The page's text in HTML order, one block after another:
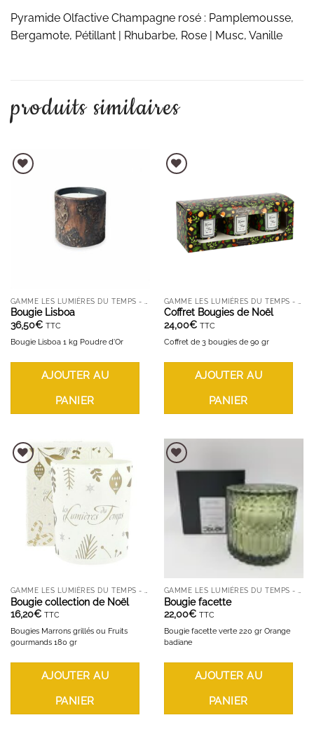
Pyramide Olfactive Champagne rosé : Pamplemousse,
Bergamote, Pétillant | Rhubarbe, Rose | Musc, Vanille
produits similaires
AJOUTER À LA LISTE D'ENVIES
Bougie Lisboa
36,50€ TTC
Bougie Lisboa 1 kg Poudre d'Or
AJOUTER AU
PANIER
Coffret Bougies de Noël
24,00€ TTC
Coffret de 3 bougies de 90 gr
AJOUTER AU
PANIER
AJOUTER À LA LISTE D'ENVIES
Bougie collection de Noël
16,20€ TTC
Bougies Marrons grillés ou Fruits
gourmands 180 gr
AJOUTER AU
PANIER
AJOUTER À LA LISTE D'ENVIES
Bougie facette
22,00€ TTC
Bougie facette verte 220 gr Orange
badiane
AJOUTER AU
PANIER